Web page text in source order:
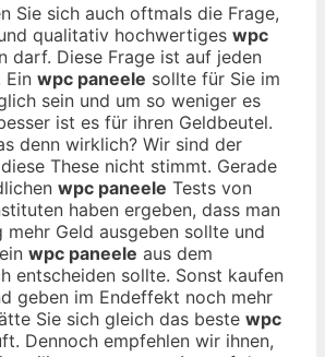
Sie sich auch oftmals die Frage,
qualitativ hochwertiges wpc
darf. Diese Frage ist auf jeden
Ein wpc paneele sollte für Sie im
sein und um so weniger es
ist es für ihren Geldbeutel.
denn wirklich? Wir sind der
These nicht stimmt. Gerade
wpc paneele Tests von
haben ergeben, dass man
mehr Geld ausgeben sollte und
wpc paneele aus dem
entscheiden sollte. Sonst kaufen
geben im Endeffekt noch mehr
Sie sich gleich das beste wpc
Dennoch empfehlen wir ihnen,